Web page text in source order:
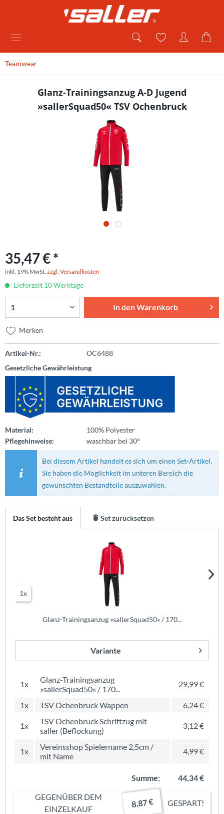
Teamwear
Glanz-Trainingsanzug A-D Jugend
»sallerSquad50« TSV Ochenbruck
35,47 € *
inkl. 19% MwSt. zzgl. Versandkosten
Lieferzeit 10 Werktage
In denWarenkorb
Merken
Artikel-Nr.:
OC6488
Gesetzliche Gewährleistung
Material:
100% Polyester
Pflegehinweise:
waschbar bei 30°
Bei diesem Artikel handelt es sich um einen Set-Artikel.
Sie haben die Möglichkeit im unteren Bereich die
gewünschten Bestandteile auszuwählen.
Das Set besteht aus Set zurücksetzen
1x
Glanz-Trainingsanzug »sallerSquad50« / 170...
Variante
1x
Glanz-Trainingsanzug
»sallerSquad50« / 170...
29,99 €
1x TSV Ochenbruck Wappen 6,24 €
1x
TSV Ochenbruck Schriftzug mit
saller (Beflockung)
3,12 €
1x
Vereinsshop Spielername 2,5cm /
mit Name
4,99 €
Summe:
44,34 €
GEGENÜBER DEM
EINZELKAUF
8,87 € GESPART!